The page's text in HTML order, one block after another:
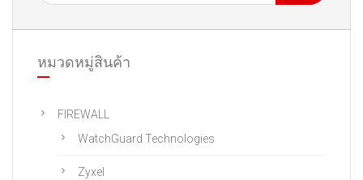
หมวดหมู่สินค้า
FIREWALL
WatchGuard Technologies
Zyxel